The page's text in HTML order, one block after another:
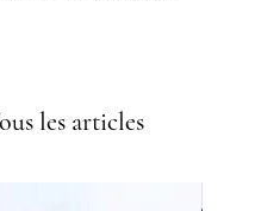
les articles